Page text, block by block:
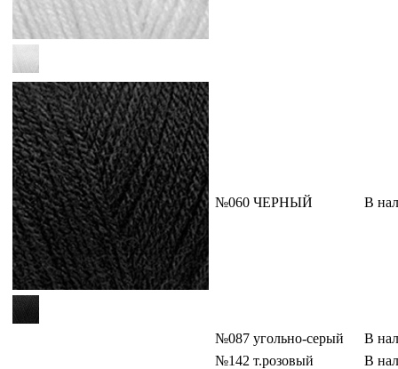
№060 ЧЕРНЫЙ В
№087 угольно-серый
В
№142 т.розовый
В